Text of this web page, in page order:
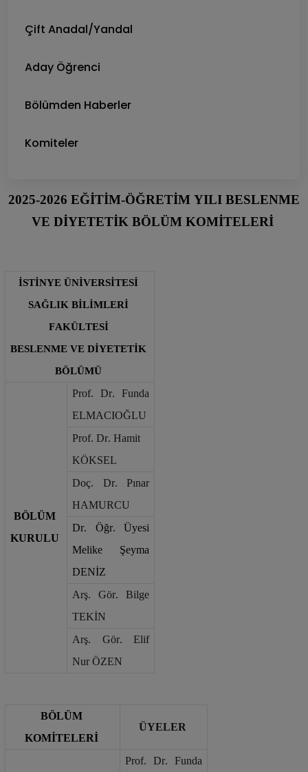
2025-2026 EĞİTİM-ÖĞRETİM YILI BESLENME
VE DİYETETİK BÖLÜM KOMİTELERİ
İSTİNYE ÜNİVERSİTESİ
SAĞLIK BİLİMLERİ
FAKÜLTESİ
BESLENME VE DİYETETİK
BÖLÜMÜ
BÖLÜM
KURULU
Prof. Dr. Funda
ELMACIOĞLU
Prof. Dr. Hamit
KÖKSEL
Doç. Dr. Pınar
HAMURCU
Dr. Öğr. Üyesi
Melike Şeyma
DENİZ
Arş. Gör. Bilge
TEKİN
Arş. Gör. Elif
Nur ÖZEN
BÖLÜM
KOMİTELERİ
ÜYELER
Prof. Dr. Funda
Çift Anadal/Yandal
Aday Öğrenci
Bölümden Haberler
Komiteler